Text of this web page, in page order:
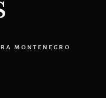
MONTENEGRO